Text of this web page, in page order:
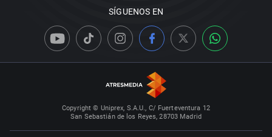
SÍGUENOS EN
Copyright © Uniprex, S.A.U., C/ Fuerteventura 12
San Sebastián de los Reyes, 28703 Madrid